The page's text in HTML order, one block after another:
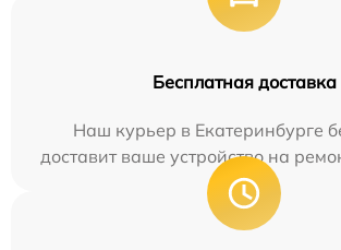
Бесплатная доставка
Наш курьер в Екатеринбурге
доставит ваше устройство на